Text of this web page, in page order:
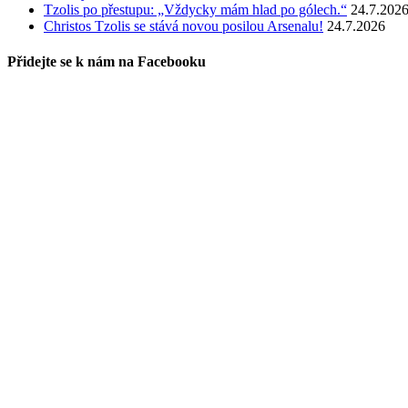
Tzolis po přestupu: „Vždycky mám hlad po gólech.“ 24.7.2026
Christos Tzolis se stává novou posilou Arsenalu! 24.7.2026
Přidejte se k nám na Facebooku